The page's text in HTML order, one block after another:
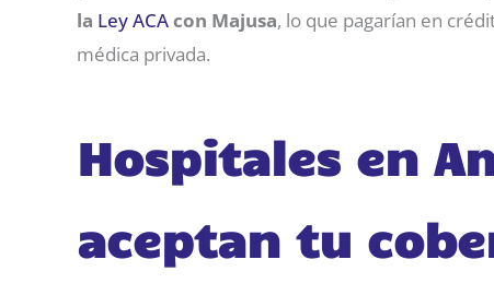
la Ley ACAcon Majusa, lo que pagarían en
médica privada.
Hospitales en
aceptan tu